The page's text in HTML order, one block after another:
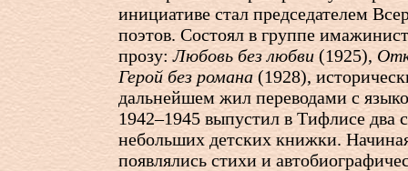
инициативе стал председателем
поэтов. Состоял в группе
прозу:Любовь без любви(1925),
Герой без романа (1928),
дальнейшем жил переводами с
1942–1945 выпустил в Тифлисе два
небольших детских книжки.
появлялись стихи и